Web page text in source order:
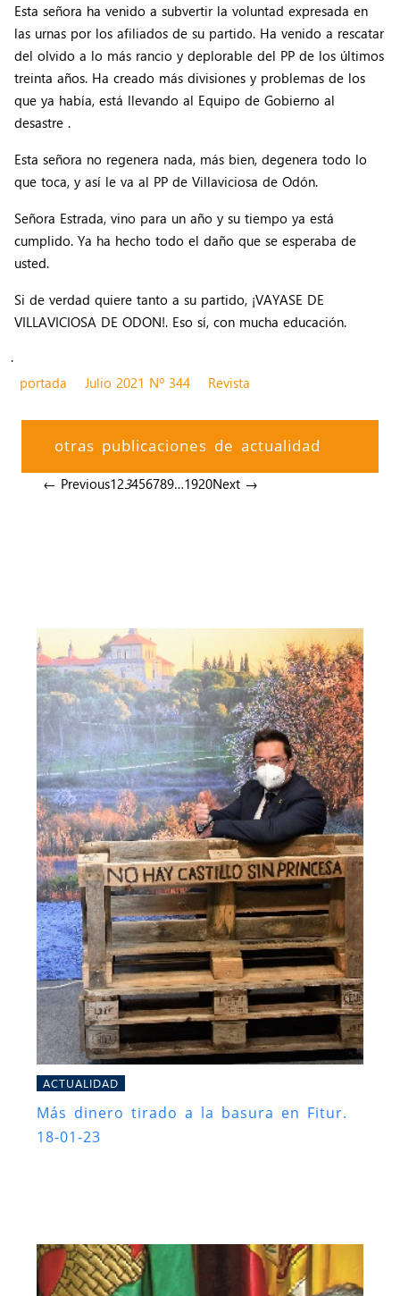
Esta señora ha venido a subvertir la voluntad expresada en
las urnas por los afiliados de su partido. Ha venido a rescatar
del olvido a lo más rancio y deplorable del PP de los últimos
treinta años. Ha creado más divisiones y problemas de los
que ya había, está llevando al Equipo de Gobierno al
desastre .
Esta señora no regenera nada, más bien, degenera todo lo
que toca, y así le va al PP de Villaviciosa de Odón.
Señora Estrada, vino para un año y su tiempo ya está
cumplido. Ya ha hecho todo el daño que se esperaba de
usted.
Si de verdad quiere tanto a su partido, ¡VAYASE DE
VILLAVICIOSA DE ODON!. Eso sí, con mucha educación.
.
portada
Julio 2021 Nº 344 Revista
otras publicaciones de actualidad
← Previous123456789…1920Next →
ACTUALIDAD
Más dinero tirado a la basura en Fitur.
18-01-23